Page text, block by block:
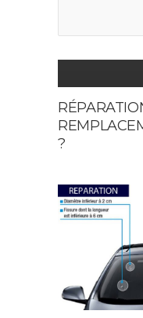
This
field
should
left
blank
?